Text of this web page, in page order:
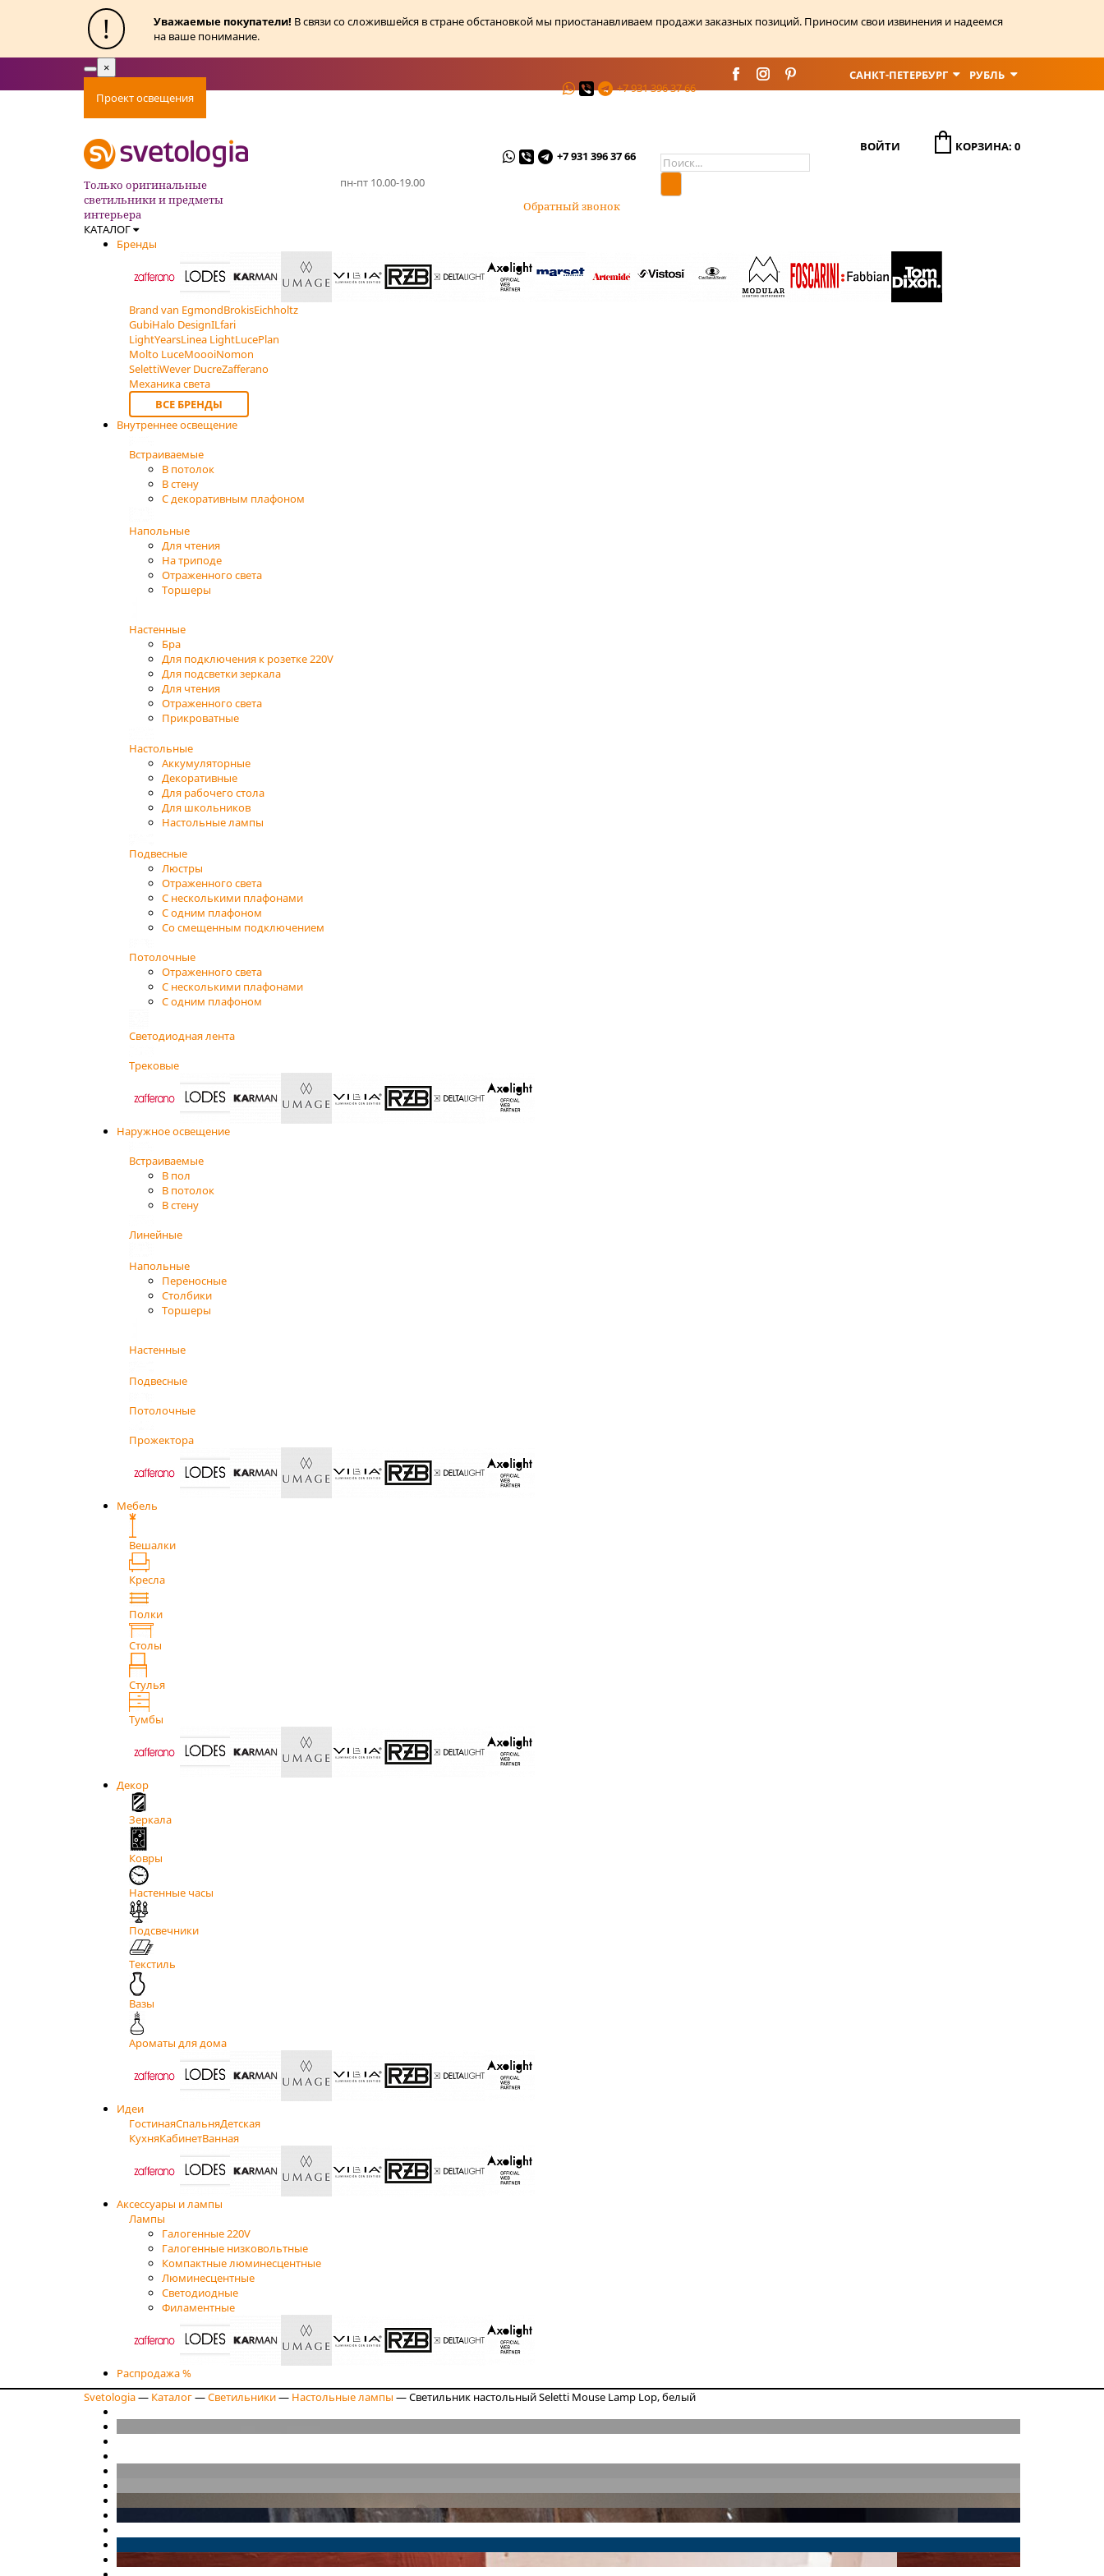
! Уважаемые покупатели! В связи со сложившейся в стране обстановкой мы приостанавливаем продажи заказных позиций. Приносим свои извинения и надеемся
на ваше понимание.
Toggle
×
Проект освещения
+7 931 396 37 66
САНКТ-ПЕТЕРБУРГ РУБЛЬ
Только оригинальные
светильники и предметы
интерьера
пн-пт 10.00-19.00
+7 931 396 37 66
Обратный звонок
ВОЙТИ КОРЗИНА: 0
КАТАЛОГ
Бренды
Brand van EgmondBrokisEichholtz
GubiHalo DesignILfari
LightYearsLinea LightLucePlan
Molto LuceMoooiNomon
SelettiWever DucreZafferano
Механика света
ВСЕ БРЕНДЫ
Внутреннее освещение
Встраиваемые
В потолок
В стену
С декоративным плафоном
Напольные
Для чтения
На триподе
Отраженного света
Торшеры
Настенные
Бра
Для подключения к розетке 220V
Для подсветки зеркала
Для чтения
Отраженного света
Прикроватные
Настольные
Аккумуляторные
Декоративные
Для рабочего стола
Для школьников
Настольные лампы
Подвесные
Люстры
Отраженного света
С несколькими плафонами
С одним плафоном
Со смещенным подключением
Потолочные
Отраженного света
С несколькими плафонами
С одним плафоном
Светодиодная лента
Трековые
Наружное освещение
Встраиваемые
В пол
В потолок
В стену
Линейные
Напольные
Переносные
Столбики
Торшеры
Настенные
Подвесные
Потолочные
Прожектора
Мебель
Вешалки
Кресла
Полки
Столы
Стулья
Тумбы
Декор
Зеркала
Ковры
Настенные часы
Подсвечники
Текстиль
Вазы
Ароматы для дома
Идеи
ГостинаяСпальняДетская
КухняКабинетВанная
Аксессуары и лампы
Лампы
Галогенные 220V
Галогенные низковольтные
Компактные люминесцентные
Люминесцентные
Светодиодные
Филаментные
Распродажа %
Svetologia— Каталог—Светильники— Настольные лампы —Светильник настольный Seletti Mouse Lamp Lop, белый